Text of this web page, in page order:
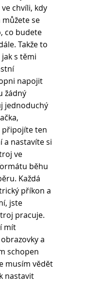
chvíli, kdy
se
co budete
Takže to
s těmi
napojit
žádný
jednoduchý
připojíte ten
a nastavíte si
ve
běhu
Každá
příkon a
jste
pracuje.
mít
a
schopen
musím vědět
nastavit